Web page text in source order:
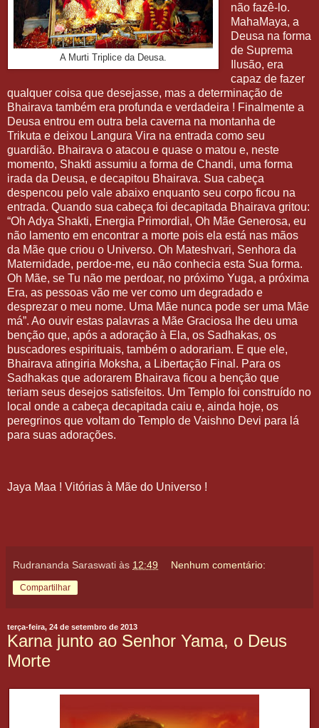
A Murti Triplice da Deusa.
não fazê-lo.
MahaMaya, a
Deusa na forma
de Suprema
Ilusão, era
capaz de fazer
qualquer coisa que desejasse, mas a determinação de
Bhairava também era profunda e verdadeira ! Finalmente a
Deusa entrou em outra bela caverna na montanha de
Trikuta e deixou Langura Vira na entrada como seu
guardião. Bhairava o atacou e quase o matou e, neste
momento, Shakti assumiu a forma de Chandi, uma forma
irada da Deusa, e decapitou Bhairava. Sua cabeça
despencou pelo vale abaixo enquanto seu corpo ficou na
entrada. Quando sua cabeça foi decapitada Bhairava gritou:
“Oh Adya Shakti, Energia Primordial, Oh Mãe Generosa, eu
não lamento em encontrar a morte pois ela está nas mãos
da Mãe que criou o Universo. Oh Mateshvari, Senhora da
Maternidade, perdoe-me, eu não conhecia esta Sua forma.
Oh Mãe, se Tu não me perdoar, no próximo Yuga, a próxima
Era, as pessoas vão me ver como um degradado e
desprezar o meu nome. Uma Mãe nunca pode ser uma Mãe
má”. Ao ouvir estas palavras a Mãe Graciosa lhe deu uma
benção que, após a adoração à Ela, os Sadhakas, os
buscadores espirituais, também o adorariam. E que ele,
Bhairava atingiria Moksha, a Libertação Final. Para os
Sadhakas que adorarem Bhairava ficou a benção que
teriam seus desejos satisfeitos. Um Templo foi construído no
local onde a cabeça decapitada caiu e, ainda hoje, os
peregrinos que voltam do Templo de Vaishno Devi para lá
para suas adorações.
Jaya Maa ! Vitórias à Mãe do Universo !
Rudrananda Saraswati às 12:49 Nenhum comentário:
Compartilhar
terça-feira, 24 de setembro de 2013
Karna junto ao Senhor Yama, o Deus
Morte